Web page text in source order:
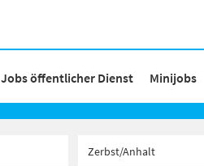
Jobs öffentlicher Dienst Minijobs